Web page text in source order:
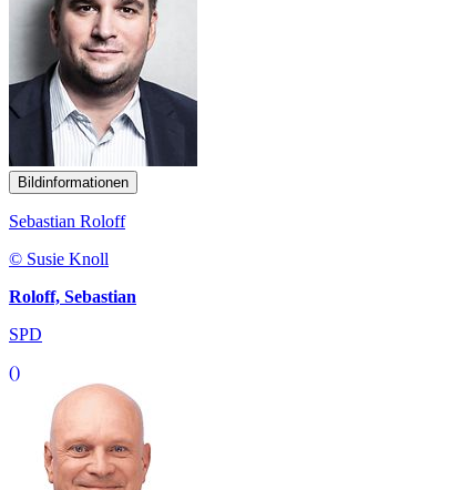
Bildinformationen
Sebastian Roloff
© Susie Knoll
Roloff, Sebastian
SPD
()